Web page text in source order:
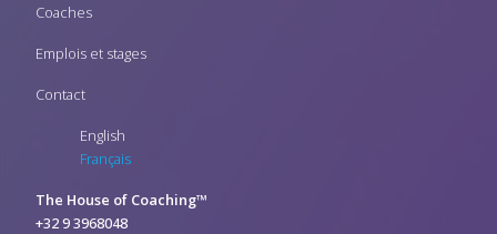
Coaches
Emplois et stages
Contact
English
Français
The House of Coaching™
+32 9 3968048